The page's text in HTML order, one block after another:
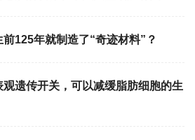
125年就制造了“奇迹材料”？
遗传开关，可以减缓脂肪细胞的生